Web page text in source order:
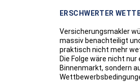
ERSCHWERTER
Versicherungsmakler
massiv benachteiligt
praktisch nicht mehr
Die Folge wäre nicht
Binnenmarkt, sondern